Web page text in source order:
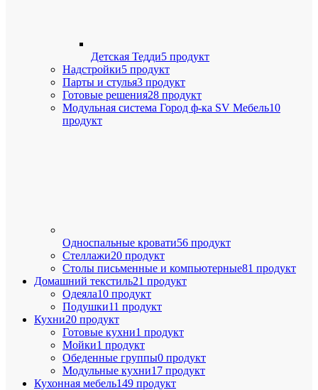
Детская Тедди5 продукт
Надстройки5 продукт
Парты и стулья3 продукт
Готовые решения28 продукт
Модульная система Город ф-ка SV Мебель10
продукт
Односпальные кровати56 продукт
Стеллажи20 продукт
Столы письменные и компьютерные81 продукт
Домашний текстиль21 продукт
Одеяла10 продукт
Подушки11 продукт
Кухни20 продукт
Готовые кухни1 продукт
Мойки1 продукт
Обеденные группы0 продукт
Модульные кухни17 продукт
Кухонная мебель149 продукт